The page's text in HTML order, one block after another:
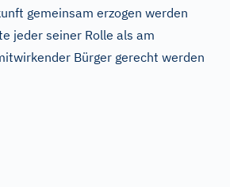
gemeinsam erzogen werden
jeder seiner Rolle als am
Bürger gerecht werden